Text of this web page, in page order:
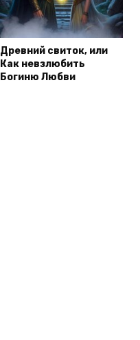
Древний свиток, или
Как невзлюбить
Богиню Любви